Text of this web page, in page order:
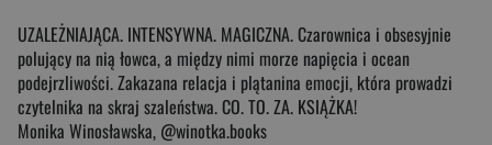
UZALEŻNIAJĄCA. INTENSYWNA. MAGICZNA. Czarownica i obsesyjnie
polujący na nią łowca, a między nimi morze napięcia i ocean
podejrzliwości. Zakazana relacja i plątanina emocji, która prowadzi
czytelnika na skraj szaleństwa. CO. TO. ZA. KSIĄŻKA!
Monika Winosławska, @winotka.books